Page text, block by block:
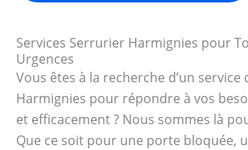
Services Serrurier Harmignies pour
Urgences
Vous êtes à la recherche d’un
Harmignies pour répondre à vos
et efficacement ? Nous sommes là
Que ce soit pour une porte bloquée,